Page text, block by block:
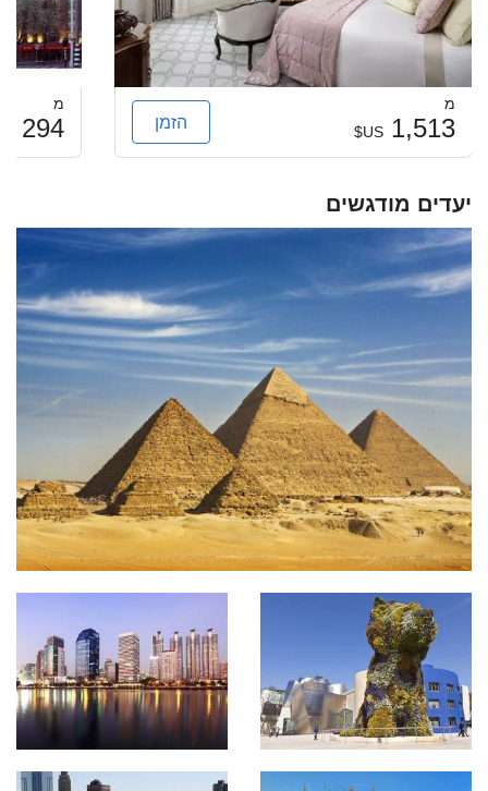
מ
1,513
US$ הזמן
מ
294
יעדים מודגשים